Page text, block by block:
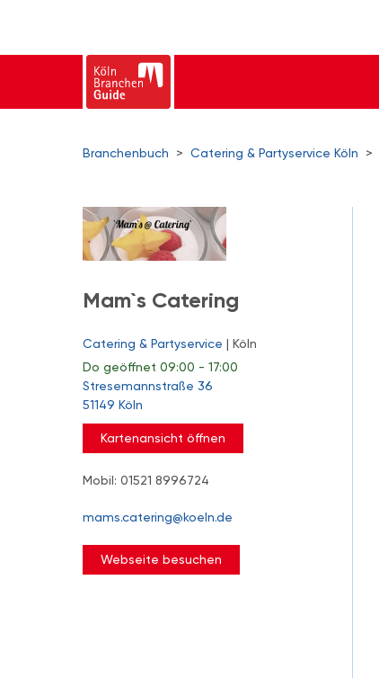
Branchenbuch > Catering & Partyservice Köln >
Mam`s Catering
Catering & Partyservice | Köln
Do geöffnet 09:00 - 17:00
Stresemannstraße 36
51149 Köln
Kartenansicht öffnen
Mobil: 01521 8996724
mams.catering@koeln.de
Webseite besuchen